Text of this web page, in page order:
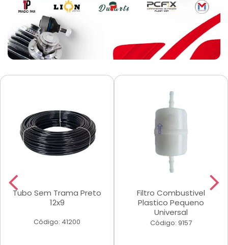
Tubo Sem Trama Preto
12x9
Código: 41200
Filtro Combustivel
Plastico Pequeno
Universal
Código: 9157